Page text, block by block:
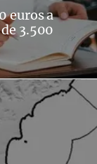
euros a
3.500